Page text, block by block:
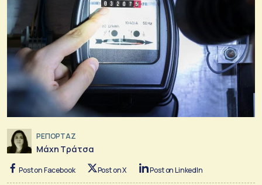
ΡΕΠΟΡΤΑΖ
Μάχη Τράτσα
Post on Facebook Post on X Post on LinkedIn